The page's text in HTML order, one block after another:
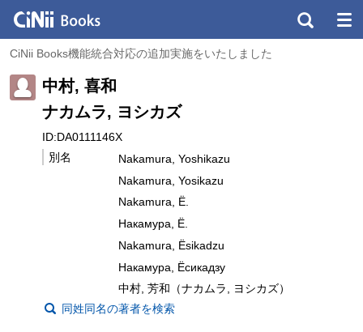
CiNii Books機能統合対応の追加実施をいたしました
中村, 喜和
ナカムラ, ヨシカズ
ID:DA0111146X
別名
Nakamura, Yoshikazu
Nakamura, Yosikazu
Nakamura, Ë.
Накамура, Ё.
Nakamura, Ësikadzu
Накамура, Ёсикадзу
中村, 芳和（ナカムラ, ヨシカズ）
同姓同名の著者を検索